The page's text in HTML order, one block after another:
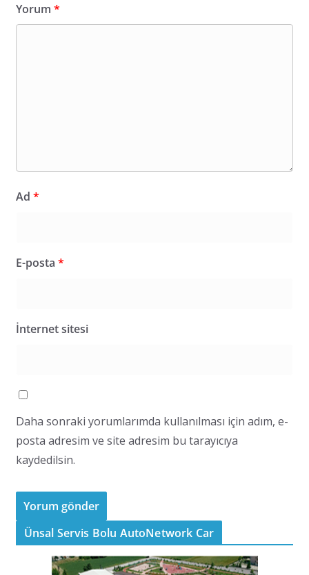
Yorum *
Ad *
E-posta *
İnternet sitesi
Daha sonraki yorumlarımda kullanılması için adım, e-
posta adresim ve site adresim bu tarayıcıya
kaydedilsin.
Ünsal Servis Bolu AutoNetwork Car